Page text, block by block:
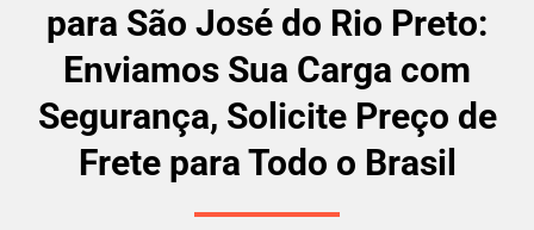
para São José do Rio Preto:
Enviamos Sua Carga com
Segurança, Solicite Preço de
Frete para Todo o Brasil